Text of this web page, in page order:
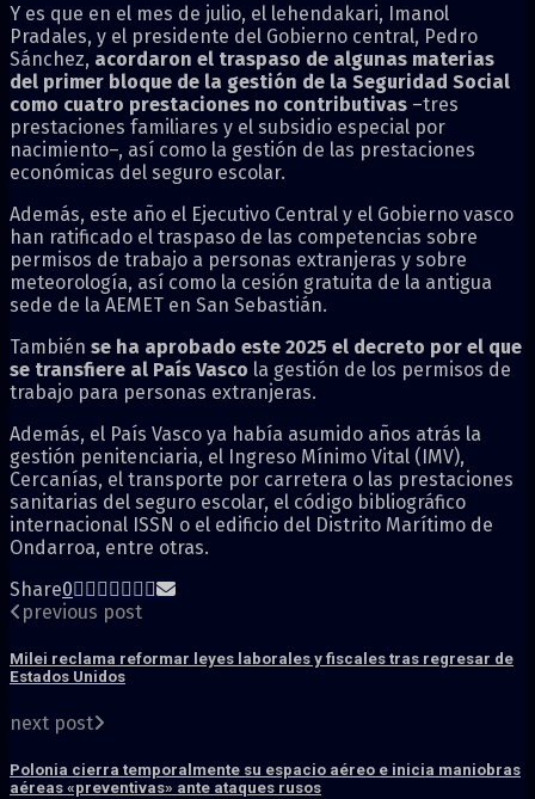
Y es que en el mes de julio, el lehendakari, Imanol
Pradales, y el presidente del Gobierno central, Pedro
Sánchez, acordaron el traspaso de algunas materias
del primer bloque de la gestión de la Seguridad Social
como cuatro prestaciones no contributivas –tres
prestaciones familiares y el subsidio especial por
nacimiento–, así como la gestión de las prestaciones
económicas del seguro escolar.
Además, este año el Ejecutivo Central y el Gobierno vasco
han ratificado el traspaso de las competencias sobre
permisos de trabajo a personas extranjeras y sobre
meteorología, así como la cesión gratuita de la antigua
sede de la AEMET en San Sebastián.
También se ha aprobado este 2025 el decreto por el que
se transfiere al País Vasco la gestión de los permisos de
trabajo para personas extranjeras.
Además, el País Vasco ya había asumido años atrás la
gestión penitenciaria, el Ingreso Mínimo Vital (IMV),
Cercanías, el transporte por carretera o las prestaciones
sanitarias del seguro escolar, el código bibliográfico
internacional ISSN o el edificio del Distrito Marítimo de
Ondarroa, entre otras.
Share0
previous post
Milei reclama reformar leyes laborales y fiscales tras regresar de
Estados Unidos
next post
Polonia cierra temporalmente su espacio aéreo e inicia maniobras
aéreas «preventivas» ante ataques rusos